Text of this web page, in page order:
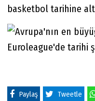
basketbol tarihine
Paylaş Tweetle